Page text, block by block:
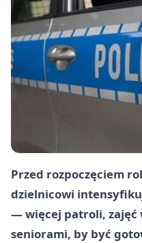
Przed rozpoczęciem
dzielnicowi
— więcej patroli, zajęć
seniorami, by być